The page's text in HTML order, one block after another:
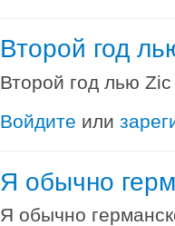
Второй год
Второй год лью
Войдите или
Я обычно
Я обычно